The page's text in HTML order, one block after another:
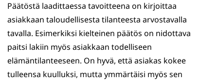
Päätöstä laadittaessa tavoitteena on kirjoittaa
asiakkaan taloudellisesta tilanteesta arvostavalla
tavalla. Esimerkiksi kielteinen päätös on nidottava
paitsi lakiin myös asiakkaan todelliseen
elämäntilanteeseen. On hyvä, että asiakas kokee
tulleensa kuulluksi, mutta ymmärtäisi myös sen